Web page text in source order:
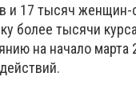
и 17 тысяч женщин-
более тысячи
на начало